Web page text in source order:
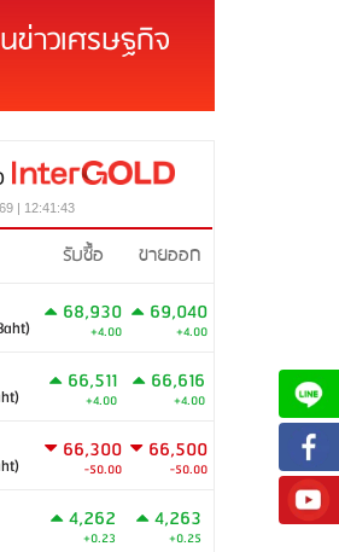
ข่าวเศรษฐกิจ
| 12:41:43
รับซื้อ
ขายออก
68,930
+4.00
69,040
+4.00
66,511
+4.00
66,616
+4.00
66,300
-50.00
66,500
-50.00
4,262
+0.23
4,263
+0.25